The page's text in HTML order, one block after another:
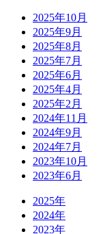
2025年10月
2025年9月
2025年8月
2025年7月
2025年6月
2025年4月
2025年2月
2024年11月
2024年9月
2024年7月
2023年10月
2023年6月
2025年
2024年
2023年